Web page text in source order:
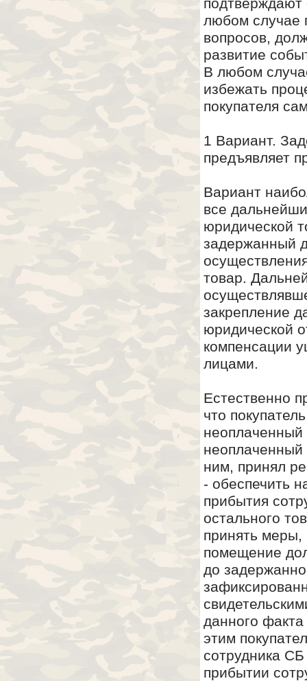
любом случае
вопросов,
развитие
В любом
избежать
покупателя
1 Вариант.
предъявляет
Вариант
все
юридической
задержанный
товар.
закрепление
юридической
компенсации
лицами.
Естественно
что
неоплаченный
ним, принял
- обеспечить
прибытия
остального
принять
помещение
до
данного
этим
сотрудника
прибытии